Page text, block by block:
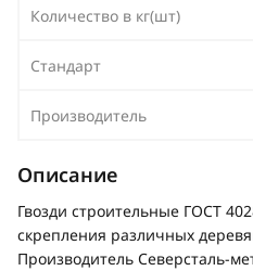
Количество в кг(шт)
Стандарт
Производитель
Описание
Гвозди строительные ГОСТ
скрепления различных
Производитель Северсталь-